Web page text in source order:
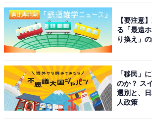
【要注意
る「最遠
り換え」
「移民」
のか？ ス
選別と、
人政策